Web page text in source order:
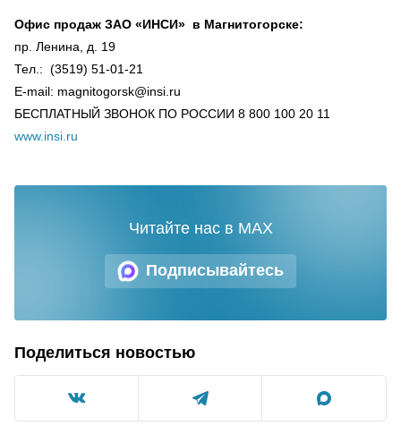
Офис продаж ЗАО «ИНСИ» в Магнитогорске:
пр. Ленина, д. 19
Тел.: (3519) 51-01-21
E-mail: magnitogorsk@insi.ru
БЕСПЛАТНЫЙ ЗВОНОК ПО РОССИИ 8 800 100 20 11
www.insi.ru
Подписывайтесь
Читайте нас в MAX
Поделиться новостью